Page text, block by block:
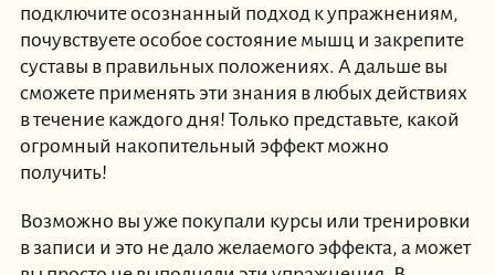
подключите осознанный подход к упражнениям,
почувствуете особое состояние мышц и закрепите
суставы в правильных положениях. А дальше вы
сможете применять эти знания в любых действиях
в течение каждого дня! Только представьте, какой
огромный накопительный эффект можно
получить!
Возможно вы уже покупали курсы или тренировки
в записи и это не дало желаемого эффекта, а может